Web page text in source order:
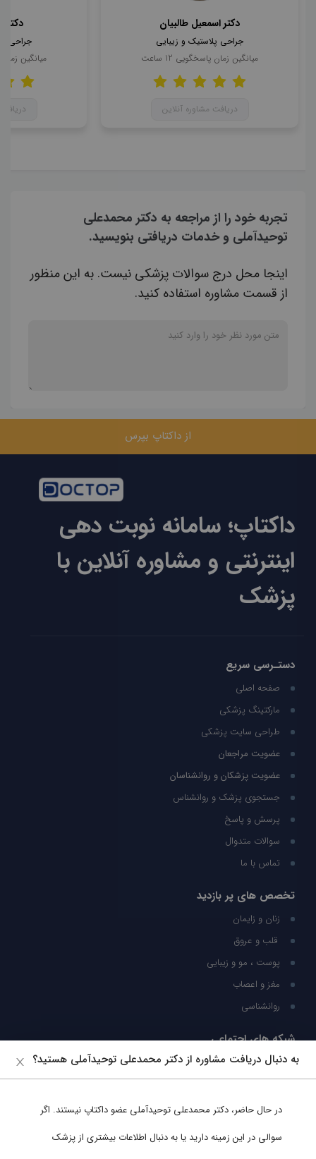
دکتر اسمعیل طالبیان
جراحی پلاستیک و زیبایی
میانگین زمان پاسخگویی 12 ساعت
دریافت مشاوره آنلاین
دکتر
جراحی
میانگین
تجربه خود را از مراجعه به دکتر محمدعلی
توحیدآملی و خدمات دریافتی بنویسید.
اینجا محل درج سوالات پزشکی نیست. به این منظور
از قسمت مشاوره استفاده کنید.
از داکتاپ بپرس
داکتاپ؛ سامانه نوبت دهی
اینترنتی و مشاوره آنلاین با
پزشک
دستـرسی سریع
صفحه اصلی
مارکتینگ پزشکی
طراحی سایت پزشکی
عضویت مراجعان
عضویت پزشکان و روانشناسان
جستجوی پزشک و روانشناس
پرسش و پاسخ
سوالات متدوال
تماس با ما
تخصص های پر بازدید
زنان و زایمان
قلب و عروق
پوست ، مو و زیبایی
مغز و اعصاب
روانشناسی
شبکه های اجتماعی
ما را در شبکه های اجتماعی دنبال کنید
به دنبال دریافت مشاوره از دکتر محمدعلی توحیدآملی هستید؟
در حال حاضر، دکتر محمدعلی توحیدآملی عضو داکتاپ نیستند. اگر
سوالی در این زمینه دارید یا به دنبال اطلاعات بیشتری از پزشک